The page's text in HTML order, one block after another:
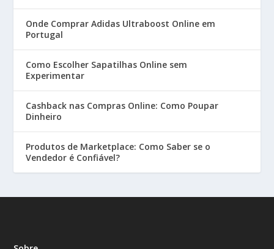
Onde Comprar Adidas Ultraboost Online em
Portugal
Como Escolher Sapatilhas Online sem
Experimentar
Cashback nas Compras Online: Como Poupar
Dinheiro
Produtos de Marketplace: Como Saber se o
Vendedor é Confiável?